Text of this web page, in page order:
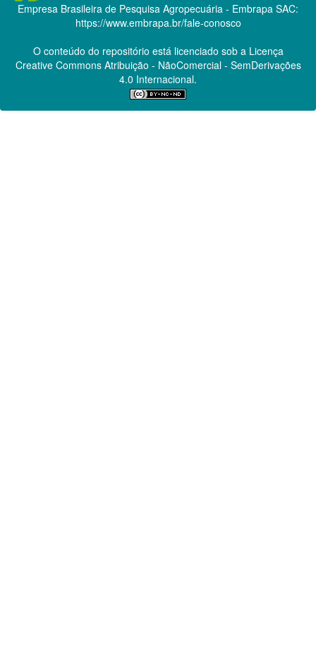
Empresa Brasileira de Pesquisa Agropecuária - Embrapa SAC:
https://www.embrapa.br/fale-conosco
O conteúdo do repositório está licenciado sob a Licença
Creative CommonsAtribuição - NãoComercial - SemDerivações
4.0 Internacional.